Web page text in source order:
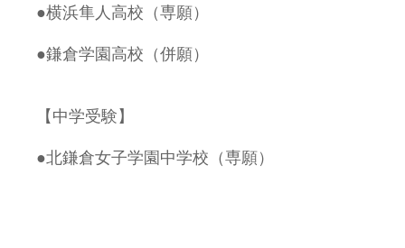
●横浜隼人高校（専願）
●鎌倉学園高校（併願）
【中学受験】
●北鎌倉女子学園中学校（専願）